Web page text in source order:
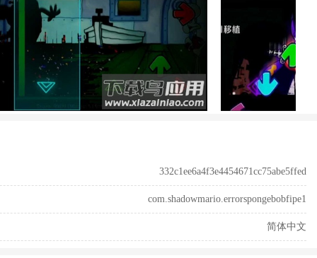
332c1ee6a4f3e4454671cc75abe5ffed
com.shadowmario.errorspongebobfipe1
简体中文